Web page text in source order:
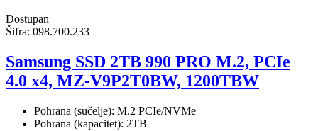
Dostupan
Šifra: 098.700.233
Samsung SSD 2TB 990 PRO M.2, PCIe
4.0 x4, MZ-V9P2T0BW, 1200TBW
Pohrana (sučelje): M.2 PCIe/NVMe
Pohrana (kapacitet): 2TB